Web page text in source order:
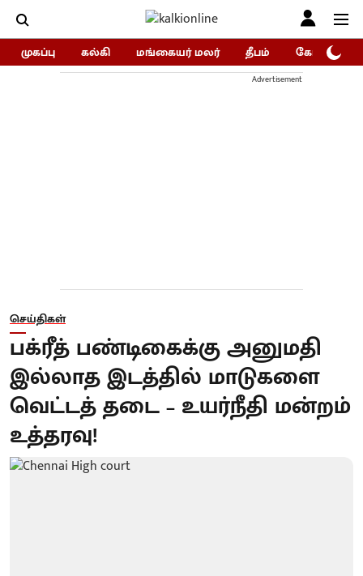
முகப்பு கல்கி மங்கையர் மலர் தீபம் கோகுலம்/
Advertisement
செய்திகள்
பக்ரீத் பண்டிகைக்கு அனுமதி
இல்லாத இடத்தில் மாடுகளை
வெட்டத் தடை – உயர்நீதி மன்றம்
உத்தரவு!